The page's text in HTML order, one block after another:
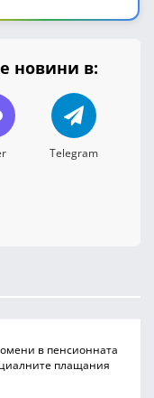
новини в:
Telegram
в пенсионната
плащания